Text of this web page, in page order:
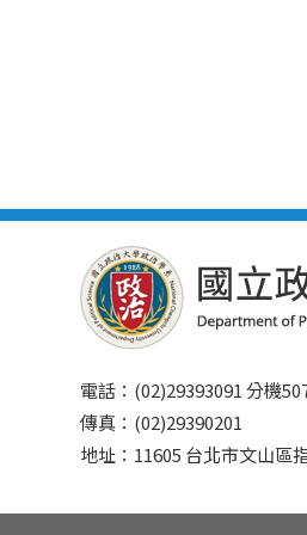
電話：(02)29393091 分機
傳真：(02)29390201
地址：11605 台北市文山區